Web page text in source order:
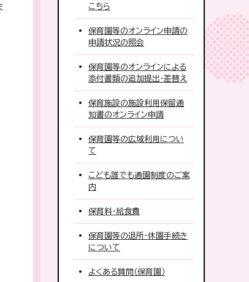
こちら
保育園等のオンライン申請の
申請状況の照会
保育園等のオンラインによる
添付書類の追加提出・差替え
保育施設の施設利用保留通
知書のオンライン申請
保育園等の広域利用につい
て
こども誰でも通園制度のご案
内
保育料・給食費
保育園等の退所・休園手続き
について
よくある質問（保育園）